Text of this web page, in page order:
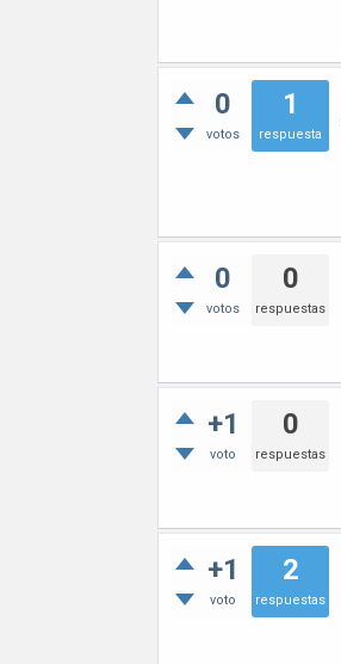
0
votos
1
respuesta
0
votos
0
respuestas
+1
voto
0
respuestas
+1
voto
2
respuestas